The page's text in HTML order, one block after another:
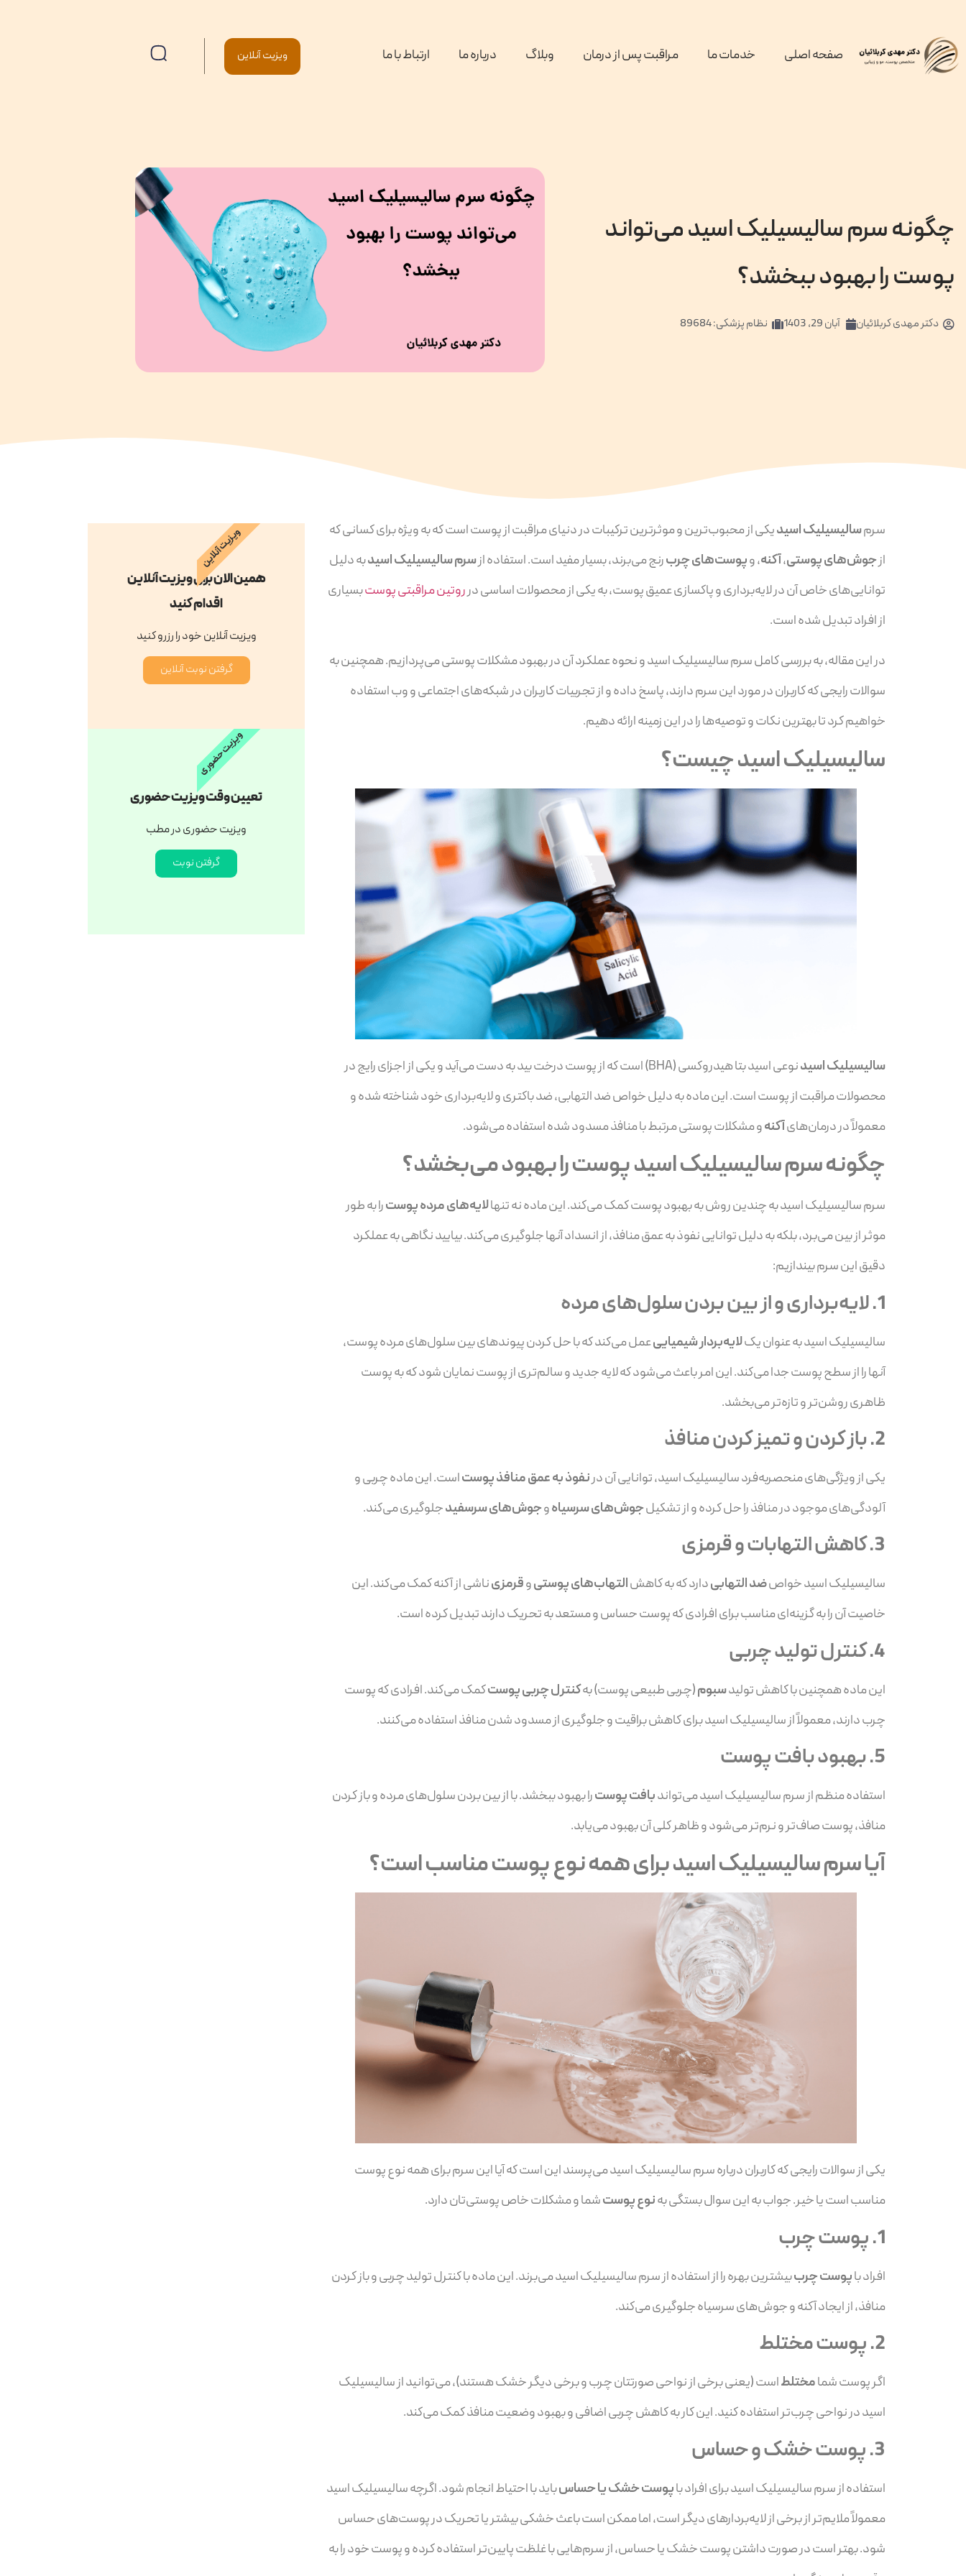
صفحه اصلی خدمات ما مراقبت پس از درمان وبلاگ درباره ما ارتباط با ما ویزیت آنلاین
چگونه سرم سالیسیلیک اسید می‌تواند
پوست را بهبود ببخشد؟
دکترمهدی کربلائیان آبان 29, 1403 نظام پزشکی: 89684
سرمسالیسیلیک اسیدیکی از محبوب‌ترین و موثرترین ترکیبات در دنیای مراقبت از پوست است که به ویژه برای کسانی که
ازجوش‌های پوستی،آکنه، وپوست‌های چربرنج می‌برند، بسیار مفید است. استفاده ازسرم سالیسیلیک اسیدبه دلیل
توانایی‌های خاص آن در لایه‌برداری و پاکسازی عمیق پوست، به یکی از محصولات اساسی درروتین مراقبتی پوستبسیاری
از افراد تبدیل شده است.
در این مقاله، به بررسی کامل سرم سالیسیلیک اسید و نحوه عملکرد آن در بهبود مشکلات پوستی می‌پردازیم. همچنین به
سوالات رایجی که کاربران در مورد این سرم دارند، پاسخ داده و از تجربیات کاربران در شبکه‌های اجتماعی و وب استفاده
خواهیم کرد تا بهترین نکات و توصیه‌ها را در این زمینه ارائه دهیم.
سالیسیلیک اسید چیست؟
سالیسیلیک اسید
نوعی اسید بتا هیدروکسی (BHA) است که از پوست درخت بید به دست می‌آید و یکی از اجزای رایج در
محصولات مراقبت از پوست است. این ماده به دلیل خواص ضد التهابی، ضد باکتری و لایه‌برداری خود شناخته شده و
معمولاً در درمان‌هایآکنهو مشکلات پوستی مرتبط با منافذ مسدود شده استفاده می‌شود.
چگونه سرم سالیسیلیک اسید پوست را بهبود می‌بخشد؟
سرم سالیسیلیک اسید به چندین روش به بهبود پوست کمک می‌کند. این ماده نه تنهالایه‌های مرده پوسترا به طور
موثر از بین می‌برد، بلکه به دلیل توانایی نفوذ به عمق منافذ، از انسداد آنها جلوگیری می‌کند. بیایید نگاهی به عملکرد
دقیق این سرم بیندازیم:
1. لایه‌برداری و از بین بردن سلول‌های مرده
سالیسیلیک اسید به عنوان یکلایه‌بردار شیمیاییعمل می‌کند که با حل کردن پیوندهای بین سلول‌های مرده پوست،
آنها را از سطح پوست جدا می‌کند. این امر باعث می‌شود که لایه جدید و سالم‌تری از پوست نمایان شود که به پوست
ظاهری روشن‌تر و تازه‌تر می‌بخشد.
2. باز کردن و تمیز کردن منافذ
یکی از ویژگی‌های منحصربه‌فرد سالیسیلیک اسید، توانایی آن درنفوذ به عمق منافذ پوستاست. این ماده چربی و
آلودگی‌های موجود در منافذ را حل کرده و از تشکیلجوش‌های سرسیاهوجوش‌های سرسفیدجلوگیری می‌کند.
3. کاهش التهابات و قرمزی
سالیسیلیک اسید خواصضد التهابیدارد که به کاهشالتهاب‌های پوستیوقرمزیناشی از آکنه کمک می‌کند. این
خاصیت آن را به گزینه‌ای مناسب برای افرادی که پوست حساس و مستعد به تحریک دارند تبدیل کرده است.
4. کنترل تولید چربی
این ماده همچنین با کاهش تولیدسبوم(چربی طبیعی پوست) بهکنترل چربی پوستکمک می‌کند. افرادی که پوست
چرب دارند، معمولاً از سالیسیلیک اسید برای کاهش براقیت و جلوگیری از مسدود شدن منافذ استفاده می‌کنند.
5. بهبود بافت پوست
استفاده منظم از سرم سالیسیلیک اسید می‌تواندبافت پوسترا بهبود ببخشد. با از بین بردن سلول‌های مرده و باز کردن
منافذ، پوست صاف‌تر و نرم‌تر می‌شود و ظاهر کلی آن بهبود می‌یابد.
آیا سرم سالیسیلیک اسید برای همه نوع پوست مناسب است؟
یکی از سوالات رایجی که کاربران درباره سرم سالیسیلیک اسید می‌پرسند این است که آیا این سرم برای همه نوع پوست
مناسب است یا خیر. جواب به این سوال بستگی بهنوع پوستشما و مشکلات خاص پوستی‌تان دارد.
1. پوست چرب
افراد باپوست چرببیشترین بهره را از استفاده از سرم سالیسیلیک اسید می‌برند. این ماده با کنترل تولید چربی و باز کردن
منافذ، از ایجاد آکنه و جوش‌های سرسیاه جلوگیری می‌کند.
2. پوست مختلط
اگر پوست شمامختلطاست (یعنی برخی از نواحی صورتتان چرب و برخی دیگر خشک هستند)، می‌توانید از سالیسیلیک
اسید در نواحی چرب‌تر استفاده کنید. این کار به کاهش چربی اضافی و بهبود وضعیت منافذ کمک می‌کند.
3. پوست خشک و حساس
استفاده از سرم سالیسیلیک اسید برای افراد باپوست خشک یا حساسباید با احتیاط انجام شود. اگرچه سالیسیلیک اسید
معمولاً ملایم‌تر از برخی از لایه‌بردارهای دیگر است، اما ممکن است باعث خشکی بیشتر یا تحریک در پوست‌های حساس
شود. بهتر است در صورت داشتن پوست خشک یا حساس، از سرم‌هایی با غلظت پایین‌تر استفاده کرده و پوست خود را به
همین الان برای ویزیت آنلاین
اقدام کنید
ویزیت آنلاین خود را رزرو کنید
گرفتن نوبت آنلاین
ویزیت آنلاین
تعیین وقت ویزیت حضوری
ویزیت حضوری در مطب
گرفتن نوبت
ویزیت حضوری